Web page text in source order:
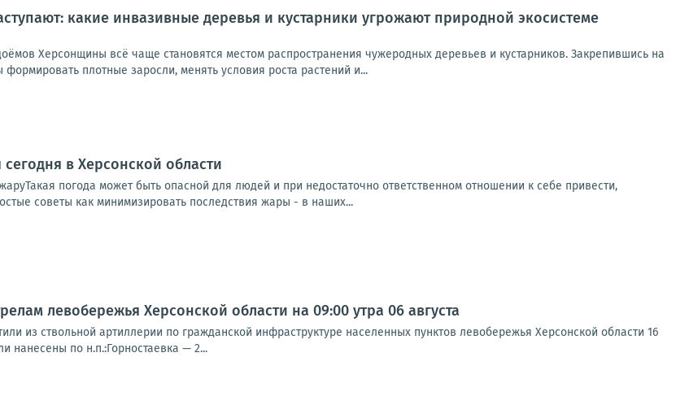
какие инвазивные деревья и кустарники угрожают природной экосистеме
Херсонщины всё чаще становятся местом распространения чужеродных деревьев и кустарников. Закрепившись на
плотные заросли, менять условия роста растений и...
в Херсонской области
погода может быть опасной для людей и при недостаточно ответственном отношении к себе привести,
советы как минимизировать последствия жары - в наших...
левобережья Херсонской области на 09:00 утра 06 августа
из ствольной артиллерии по гражданской инфраструктуре населенных пунктов левобережья Херсонской области 16
нанесены по н.п.:Горностаевка — 2...